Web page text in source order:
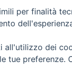
Privacy Policy
Editrice
per finalità
all'utilizzo dei
tue